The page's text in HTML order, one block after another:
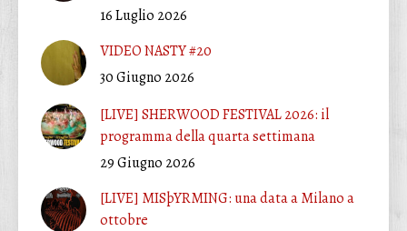
16 Luglio 2026
VIDEO NASTY #20
30 Giugno 2026
[LIVE] SHERWOOD FESTIVAL 2026: il
programma della quarta settimana
29 Giugno 2026
[LIVE] MISþYRMING: una data a Milano a
ottobre